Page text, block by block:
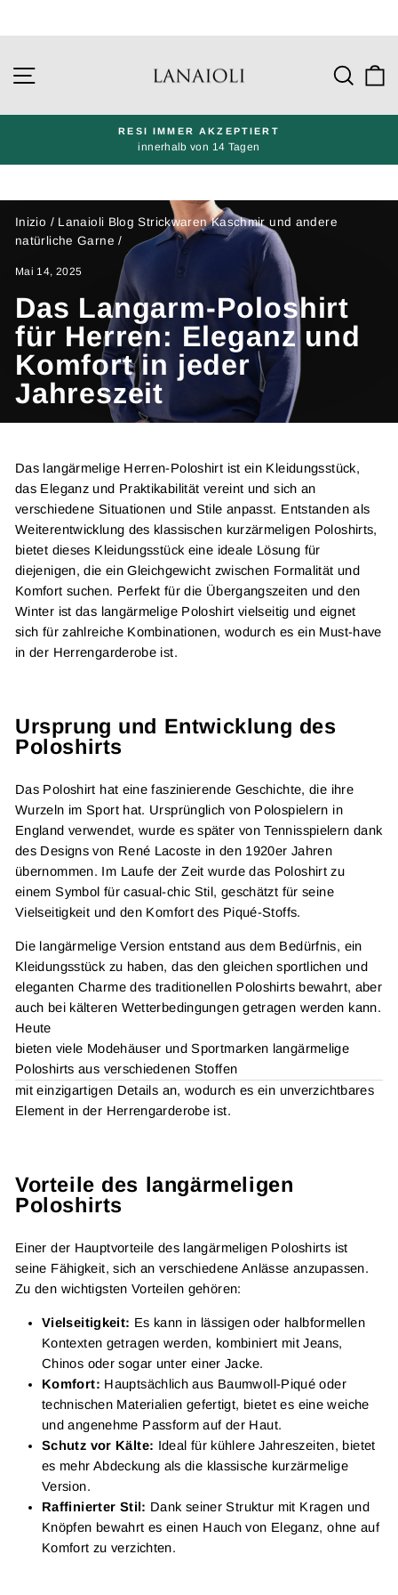
direkt
Seitennavigation
Präsentation
RESI IMMER AKZEPTIERT
innerhalb von 14 Tagen
Inizio / Lanaioli Blog Strickwaren Kaschmir und andere
natürliche Garne /
Mai 14, 2025
Das Langarm-Poloshirt
für Herren: Eleganz und
Komfort in jeder
Jahreszeit
Das langärmelige Herren-Poloshirt ist ein Kleidungsstück,
das Eleganz und Praktikabilität vereint und sich an
verschiedene Situationen und Stile anpasst. Entstanden als
Weiterentwicklung des klassischen kurzärmeligen Poloshirts,
bietet dieses Kleidungsstück eine ideale Lösung für
diejenigen, die ein Gleichgewicht zwischen Formalität und
Komfort suchen. Perfekt für die Übergangszeiten und den
Winter ist das langärmelige Poloshirt vielseitig und eignet
sich für zahlreiche Kombinationen, wodurch es ein Must-have
in der Herrengarderobe ist.
Ursprung und Entwicklung des
Poloshirts
Das Poloshirt hat eine faszinierende Geschichte, die ihre
Wurzeln im Sport hat. Ursprünglich von Polospielern in
England verwendet, wurde es später von Tennisspielern dank
des Designs von René Lacoste in den 1920er Jahren
übernommen. Im Laufe der Zeit wurde das Poloshirt zu
einem Symbol für casual-chic Stil, geschätzt für seine
Vielseitigkeit und den Komfort des Piqué-Stoffs.
Die langärmelige Version entstand aus dem Bedürfnis, ein
Kleidungsstück zu haben, das den gleichen sportlichen und
eleganten Charme des traditionellen Poloshirts bewahrt, aber
auch bei kälteren Wetterbedingungen getragen werden kann.
Heute
bieten viele Modehäuser und Sportmarken langärmelige
Poloshirts aus verschiedenen Stoffen
mit einzigartigen Details an, wodurch es ein unverzichtbares
Element in der Herrengarderobe ist.
Vorteile des langärmeligen
Poloshirts
Einer der Hauptvorteile des langärmeligen Poloshirts ist
seine Fähigkeit, sich an verschiedene Anlässe anzupassen.
Zu den wichtigsten Vorteilen gehören:
Vielseitigkeit: Es kann in lässigen oder halbformellen
Kontexten getragen werden, kombiniert mit Jeans,
Chinos oder sogar unter einer Jacke.
Komfort: Hauptsächlich aus Baumwoll-Piqué oder
technischen Materialien gefertigt, bietet es eine weiche
und angenehme Passform auf der Haut.
Schutz vor Kälte: Ideal für kühlere Jahreszeiten, bietet
es mehr Abdeckung als die klassische kurzärmelige
Version.
Raffinierter Stil: Dank seiner Struktur mit Kragen und
Knöpfen bewahrt es einen Hauch von Eleganz, ohne auf
Komfort zu verzichten.